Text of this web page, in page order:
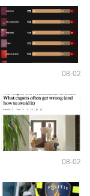
08-02
08-02